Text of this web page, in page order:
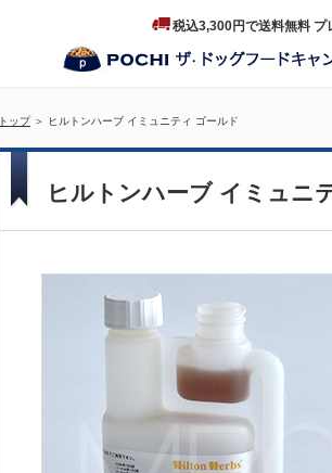
税込3,300円で送料無料
トップ＞ ヒルトンハーブ イミュニティ ゴールド
ヒルトンハーブ イミュニ